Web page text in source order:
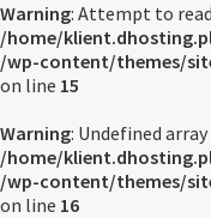
Warning: Attempt to
/home/
/wp-content/themes/
on line 15
Warning: Undefined array
/home/
/wp-content/themes/
on line 16